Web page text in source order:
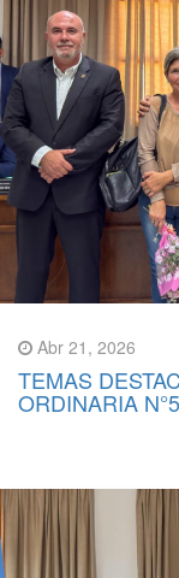
Abr 21, 2026
TEMAS
ORDINARIA N°5